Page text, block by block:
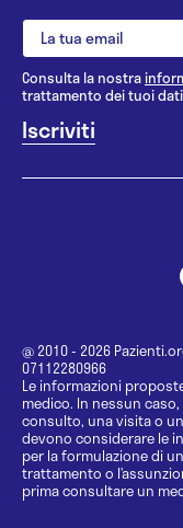
Consulta la nostra
trattamento dei tuoi
@ 2010 - 2026
07112280966
Le informazioni
medico. In nessun
consulto, una visita o
devono considerare le
per la formulazione di
trattamento o
prima consultare un